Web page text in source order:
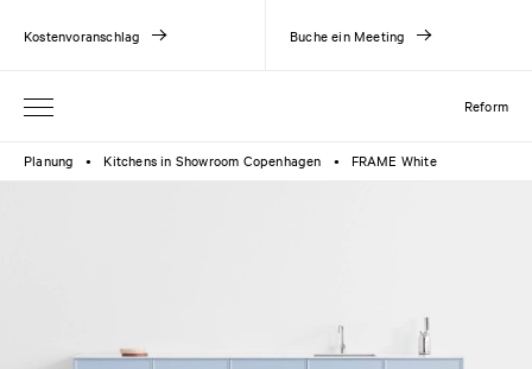
Reform
Kostenvoranschlag Buche ein Meeting
Planung ● Kitchens in Showroom Copenhagen ● FRAME White